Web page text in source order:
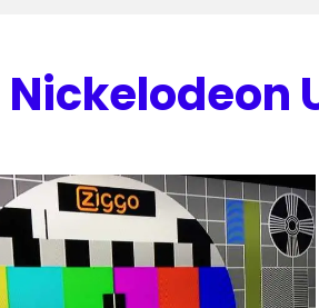
Nickelodeon